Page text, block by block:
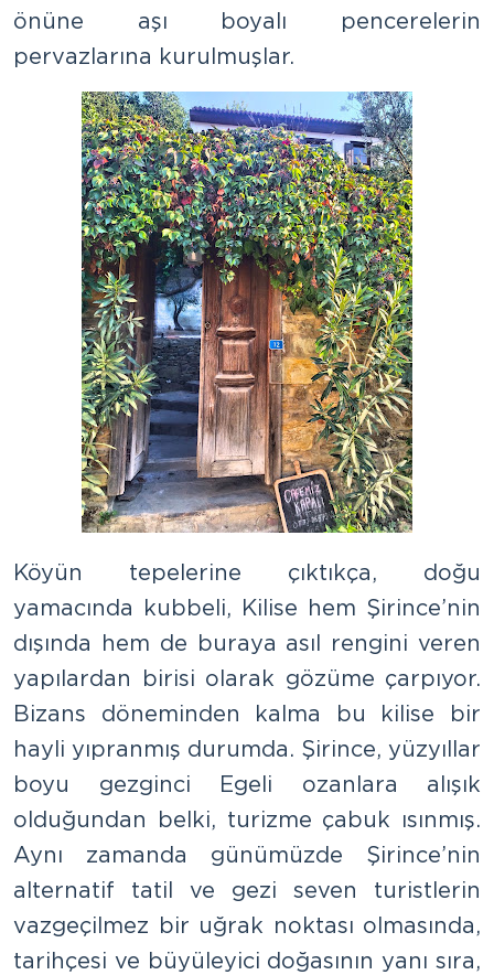
önüne aşı boyalı pencerelerin
pervazlarına kurulmuşlar.
Köyün tepelerine çıktıkça, doğu
yamacında kubbeli, Kilise hem Şirince’nin
dışında hem de buraya asıl rengini veren
yapılardan birisi olarak gözüme çarpıyor.
Bizans döneminden kalma bu kilise bir
hayli yıpranmış durumda. Şirince, yüzyıllar
boyu gezginci Egeli ozanlara alışık
olduğundan belki, turizme çabuk ısınmış.
Aynı zamanda günümüzde Şirince’nin
alternatif tatil ve gezi seven turistlerin
vazgeçilmez bir uğrak noktası olmasında,
tarihçesi ve büyüleyici doğasının yanı sıra,